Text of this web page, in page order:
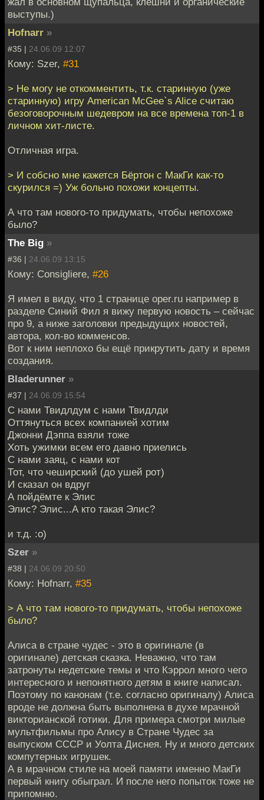
выступы.)
Hofnarr »
#35 | 24.06.09 12:07
Кому: Szer, #31
> Не могу не откомментить, т.к. старинную (уже
старинную) игру American McGee`s Alice считаю
безоговорочным шедевром на все времена топ-1 в
личном хит-листе.
Отличная игра.
> И собсно мне кажется Бёртон с МакГи как-то
скурился =) Уж больно похожи концепты.
А что там нового-то придумать, чтобы непохоже
было?
The Big »
#36 | 24.06.09 13:15
Кому: Consigliere, #26
Я имел в виду, что 1 странице oper.ru например в
разделе Синий Фил я вижу первую новость – сейчас
про 9, а ниже заголовки предыдущих новостей,
автора, кол-во комменсов.
Вот к ним неплохо бы ещё прикрутить дату и время
создания.
Bladerunner »
#37 | 24.06.09 15:54
С нами Твидлдум с нами Твидлди
Оттянуться всех компанией хотим
Джонни Дэппа взяли тоже
Хоть ужимки всем его давно приелись
С нами заяц, с нами кот
Тот, что чеширский (до ушей рот)
И сказал он вдруг
А пойдёмте к Элис
Элис? Элис...А кто такая Элис?
и т.д. :o)
Szer »
#38 | 24.06.09 20:50
Кому: Hofnarr, #35
> А что там нового-то придумать, чтобы непохоже
было?
Алиса в стране чудес - это в оригинале (в
оригинале) детская сказка. Неважно, что там
затронуты недетские темы и что Кэррол много чего
интересного и непонятного детям в книге написал.
Поэтому по канонам (т.е. согласно оригиналу) Алиса
вроде не должна быть выполнена в духе мрачной
викторианской готики. Для примера смотри милые
мультфильмы про Алису в Стране Чудес за
выпуском СССР и Уолта Диснея. Ну и много детских
компутерных игрушек.
А в мрачном стиле на моей памяти именно МакГи
первый книгу обыграл. И после него попыток тоже не
припомню.